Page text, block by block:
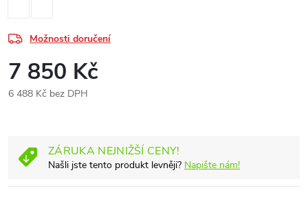
Možnosti doručení
7 850 Kč
6 488 Kč bez DPH
ZÁRUKA NEJNIŽŠÍ CENY!
Našli jste tento produkt levněji? Napište nám!